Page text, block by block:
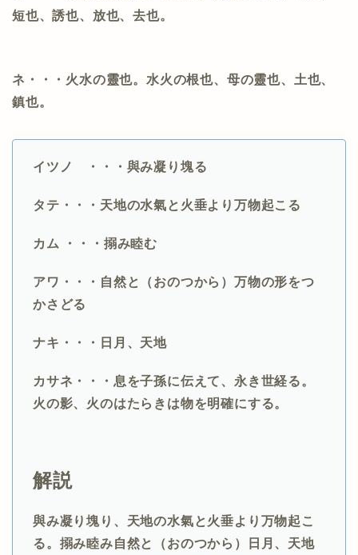
短也、誘也、放也、去也。
ネ・・・火水の靈也。水火の根也、母の靈也、土也、
鎮也。
イツノ ・・・與み凝り塊る
タテ・・・天地の水氣と火垂より万物起こる
カム ・・・搦み睦む
アワ・・・自然と（おのつから）万物の形をつ
かさどる
ナキ・・・日月、天地
カサネ・・・息を子孫に伝えて、永き世経る。
火の影、火のはたらきは物を明確にする。
解説
與み凝り塊り、天地の水氣と火垂より万物起こ
る。搦み睦み自然と（おのつから）日月、天地